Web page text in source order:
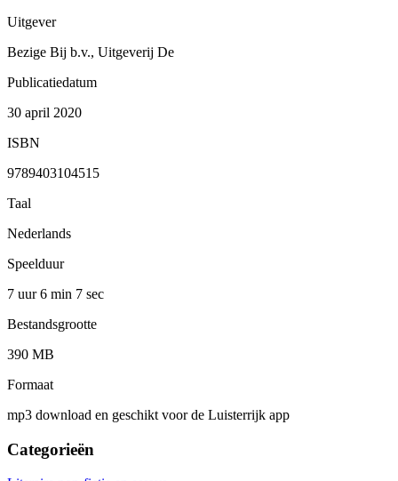
Uitgever
Bezige Bij b.v., Uitgeverij De
Publicatiedatum
30 april 2020
ISBN
9789403104515
Taal
Nederlands
Speelduur
7 uur 6 min 7 sec
Bestandsgrootte
390 MB
Formaat
mp3 download en geschikt voor de Luisterrijk app
Categorieën